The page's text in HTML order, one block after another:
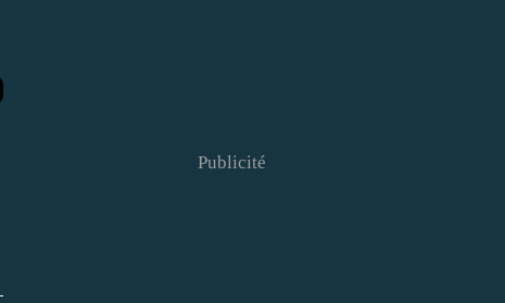
Publicité